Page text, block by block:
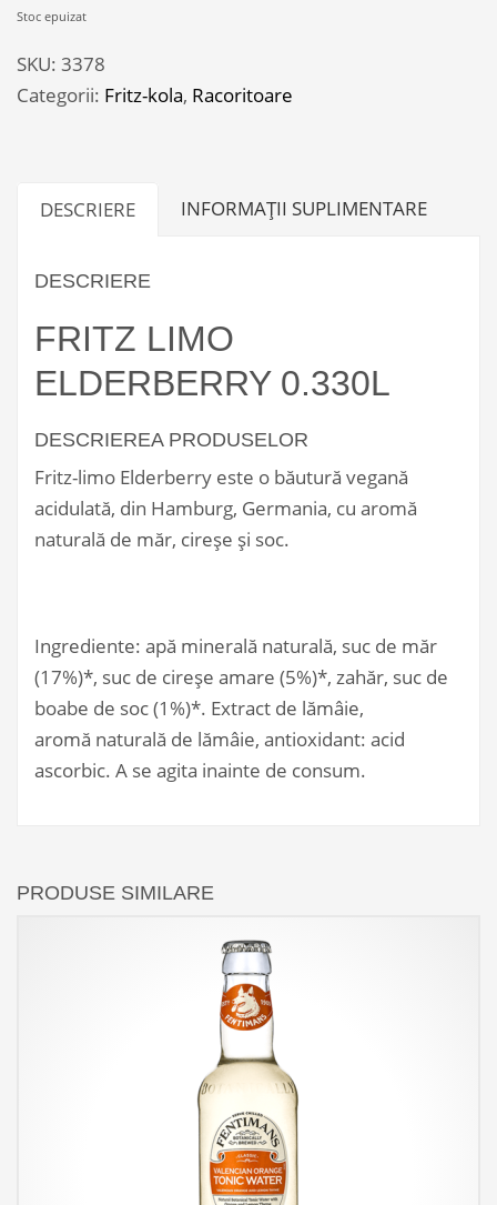
Stoc epuizat
SKU: 3378
Categorii: Fritz-kola, Racoritoare
DESCRIERE INFORMAȚII SUPLIMENTARE
DESCRIERE
FRITZ LIMO
ELDERBERRY 0.330L
DESCRIEREA PRODUSELOR
Fritz-limo Elderberry este o băutură vegană
acidulată, din Hamburg, Germania, cu aromă
naturală de măr, cireșe și soc.
Ingrediente: apă minerală naturală, suc de măr
(17%)*, suc de cireșe amare (5%)*, zahăr, suc de
boabe de soc (1%)*. Extract de lămâie,
aromă naturală de lămâie, antioxidant: acid
ascorbic. A se agita inainte de consum.
PRODUSE SIMILARE